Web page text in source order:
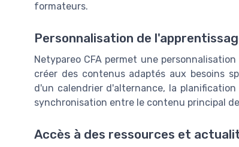
formateurs.
Personnalisation de
Netypareo CFA permet une
créer des contenus adaptés aux besoins
d'un calendrier d'alternance, la
synchronisation entre le contenu principal
Accès à des ressources et